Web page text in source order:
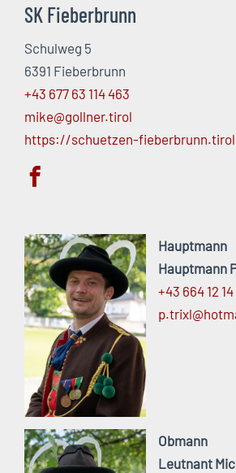
SK Fieberbrunn
Schulweg 5
6391 Fieberbrunn
+43 677 63 114 463
mike@gollner.tirol
https://schuetzen-fieberbrunn.tirol
Hauptmann
Hauptmann
+43 664 12 14
p.trixl@
Obmann
Leutnant